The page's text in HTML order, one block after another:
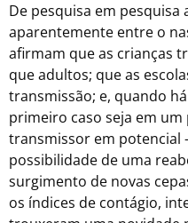
De pesquisa em
aparentemente entre o
afirmam que as crianças
que adultos; que as
transmissão; e, quando
primeiro caso seja em
transmissor em potencial
possibilidade de uma
surgimento de novas
os índices de contágio,